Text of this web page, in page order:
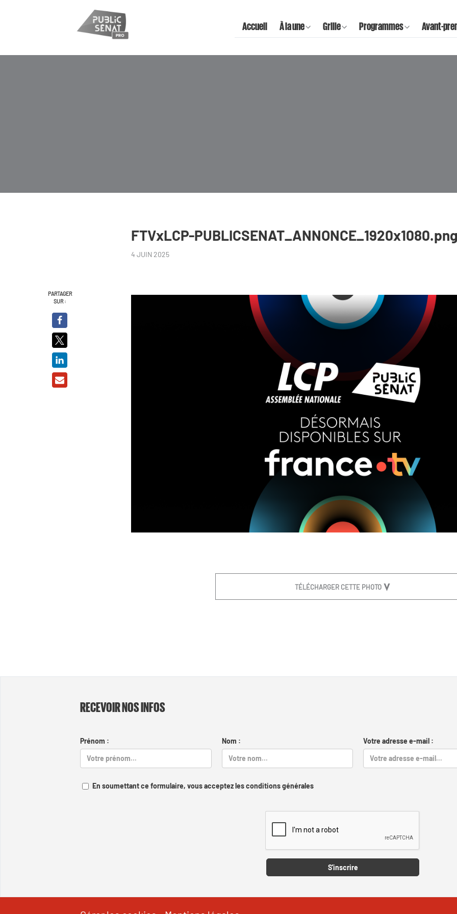
Accueil À la une Grille Programmes Avant-
FTVxLCP-
4 JUIN 2025
PARTAGER
SUR :
TÉLÉCHARGER CETTE PHOTO
RECEVOIR NOS INFOS
Prénom : Nom : Votre adresse e-mail :
En soumettant ce formulaire, vous acceptez les conditions générales
S'inscrire